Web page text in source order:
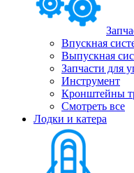
Впускная
Выпускная
Запчасти для
Инструмент
Кронштейны
Смотреть все
Лодки и катера